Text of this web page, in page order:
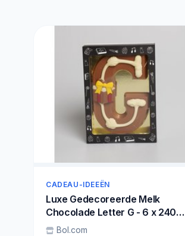
CADEAU-IDEEËN
Luxe Gedecoreerde Melk
Chocolade Letter G - 6 x 240
GramBol.com